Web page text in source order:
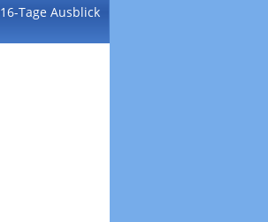
16-Tage Ausblick